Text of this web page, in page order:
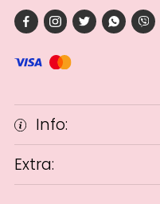
Info:
Extra: